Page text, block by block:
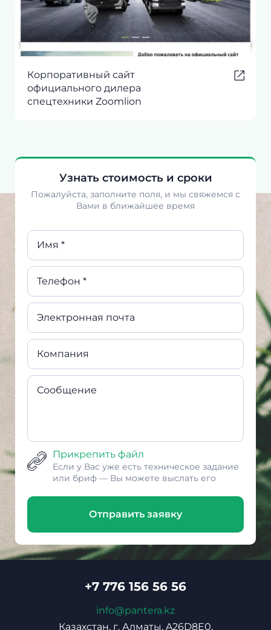
Корпоративный сайт
официального дилера
спецтехники Zoomlion
Узнать стоимость и сроки
Пожалуйста, заполните поля, и мы свяжемся с
Вами в ближайшее время
Имя *
Телефон *
Электронная почта
Компания
Сообщение
Прикрепить файл
Если у Вас уже есть техническое задание
или бриф — Вы можете выслать его
Отправить заявку
+7 776 156 56 56
info@pantera.kz
Казахстан, г. Алматы, A26D8E0,